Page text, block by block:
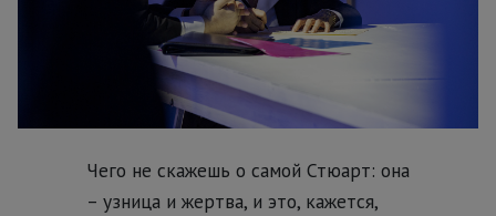
Чего не скажешь о самой Стюарт: она
– узница и жертва, и это, кажется,